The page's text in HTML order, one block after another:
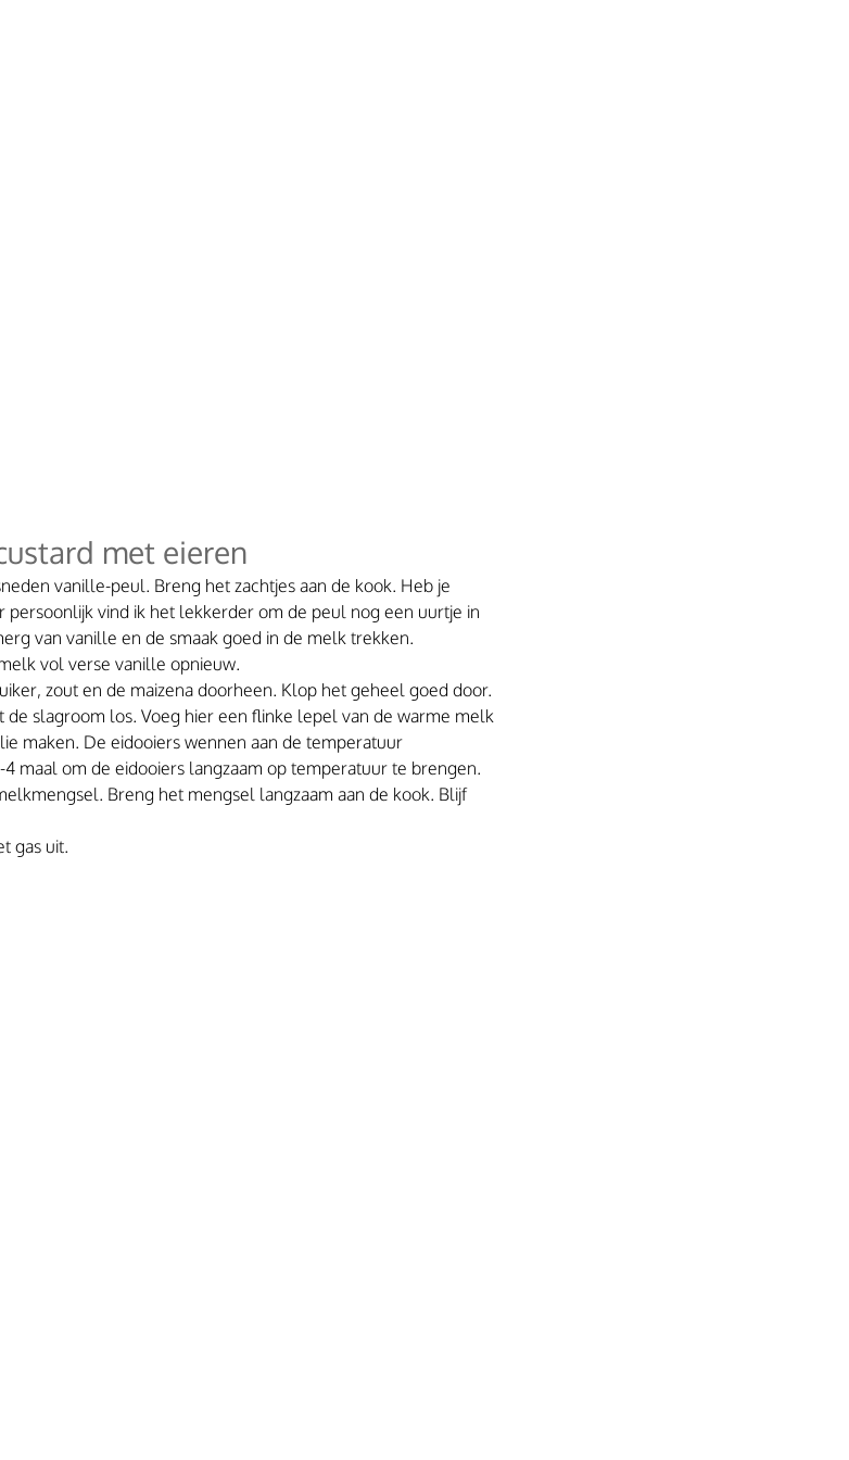
met eieren
vanille-peul. Breng het zachtjes aan de kook. Heb je
persoonlijk vind ik het lekkerder om de peul nog een uurtje in
van vanille en de smaak goed in de melk trekken.
vol verse vanille opnieuw.
zout en de maizena doorheen. Klop het geheel goed door.
de slagroom los. Voeg hier een flinke lepel van de warme melk
maken. De eidooiers wennen aan de temperatuur
maal om de eidooiers langzaam op temperatuur te brengen.
Breng het mengsel langzaam aan de kook. Blijf
gas uit.